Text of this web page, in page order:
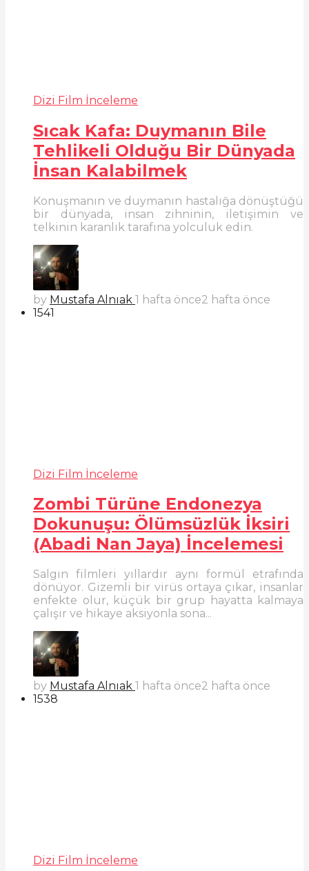
Dizi Film İnceleme
Sıcak Kafa: Duymanın Bile
Tehlikeli Olduğu Bir Dünyada
İnsan Kalabilmek
Konuşmanın ve duymanın hastalığa dönüştüğü
bir dünyada, insan zihninin, iletişimin ve
telkinin karanlık tarafına yolculuk edin.
by Mustafa Alnıak 1 hafta önce2 hafta önce
1541
Dizi Film İnceleme
Zombi Türüne Endonezya
Dokunuşu: Ölümsüzlük İksiri
(Abadi Nan Jaya) İncelemesi
Salgın filmleri yıllardır aynı formül etrafında
dönüyor. Gizemli bir virüs ortaya çıkar, insanlar
enfekte olur, küçük bir grup hayatta kalmaya
çalışır ve hikaye aksiyonla sona...
by Mustafa Alnıak 1 hafta önce2 hafta önce
1538
Dizi Film İnceleme